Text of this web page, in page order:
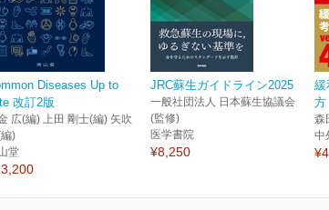
Diseases Up to
改訂2版
広(編) 上田 剛士(編) 矢吹
)
堂
JRC蘇生ガイドライン2025
一般社団法人 日本蘇生協議会
(監修)
医学書院
¥8,250
緩
森
中